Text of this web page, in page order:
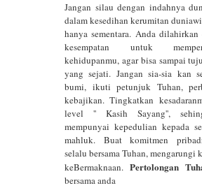
Jangan silau dengan indahnya
dalam kesedihan kerumitan
hanya sementara. Anda
kesempatan untuk
kehidupanmu, agar bisa sampai
yang sejati. Jangan sia-sia kan
bumi, ikuti petunjuk Tuhan,
kebajikan. Tingkatkan
level '' Kasih Sayang'',
mempunyai kepedulian kepada
mahluk. Buat komitmen
selalu bersama Tuhan, mengarungi
keBermaknaan. Pertolongan
bersama anda